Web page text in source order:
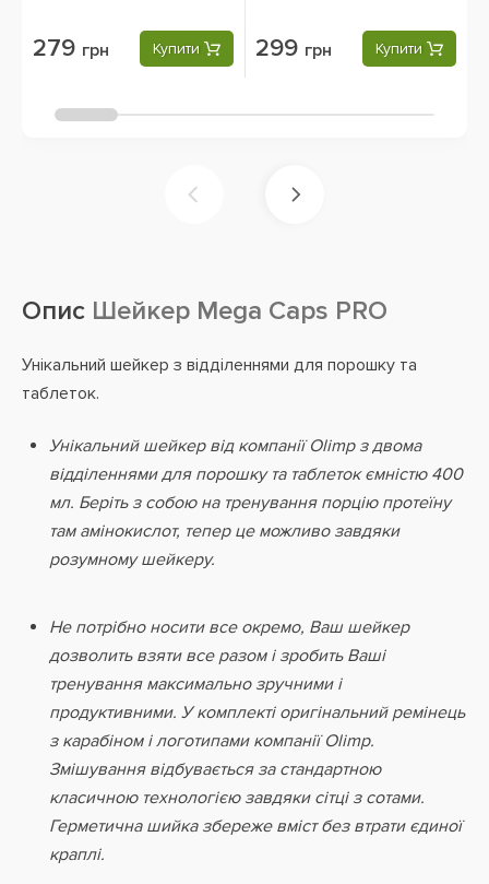
279 грн Купити 299 грн Купити
Опис Шейкер Mega Caps PRO
Унікальний шейкер з відділеннями для порошку та
таблеток.
Унікальний шейкер від компанії Olimp з двома
відділеннями для порошку та таблеток ємністю 400
мл. Беріть з собою на тренування порцію протеїну
там амінокислот, тепер це можливо завдяки
розумному шейкеру.
Не потрібно носити все окремо, Ваш шейкер
дозволить взяти все разом і зробить Ваші
тренування максимально зручними і
продуктивними. У комплекті оригінальний ремінець
з карабіном і логотипами компанії Olimp.
Змішування відбувається за стандартною
класичною технологією завдяки сітці з сотами.
Герметична шийка збереже вміст без втрати єдиної
краплі.